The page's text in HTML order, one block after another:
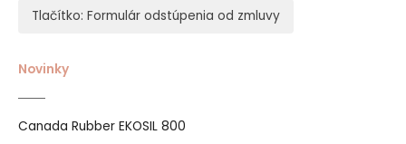
Tlačítko: Formulár odstúpenia od zmluvy
Novinky
Canada Rubber EKOSIL 800